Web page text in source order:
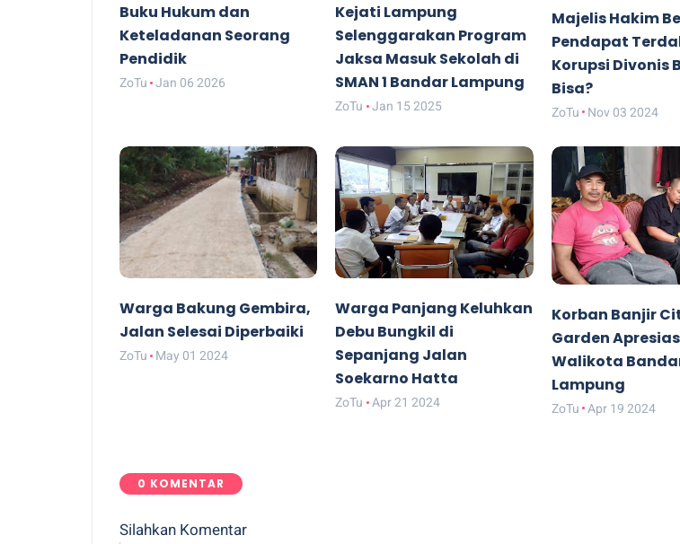
Buku Hukum dan
Keteladanan Seorang
Pendidik
ZoTu Jan 06 2026
Kejati Lampung
Selenggarakan Program
Jaksa Masuk Sekolah di
SMAN 1 Bandar Lampung
ZoTu Jan 15 2025
Majelis Hakim
Pendapat
Korupsi Divonis
Bisa?
ZoTu Nov 03 2024
Warga Bakung Gembira,
Jalan Selesai Diperbaiki
ZoTu May 01 2024
Warga Panjang Keluhkan
Debu Bungkil di
Sepanjang Jalan
Soekarno Hatta
ZoTu Apr 21 2024
Korban Banjir
Garden
Walikota
Lampung
ZoTu Apr 19 2024
0 KOMENTAR
Silahkan Komentar